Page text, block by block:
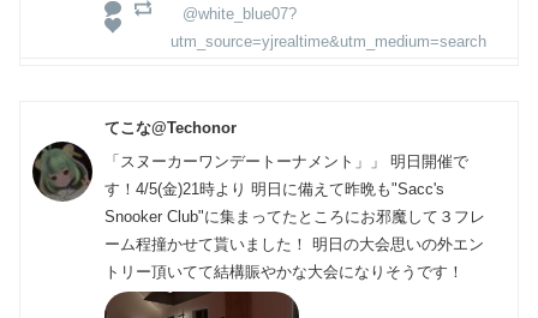
@white_blue07?
utm_source=yjrealtime&utm_medium=search
てこな@Techonor
「スヌーカーワンデートーナメント」」 明日開催で
す！4/5(金)21時より 明日に備えて昨晩も"Sacc's
Snooker Club"に集まってたところにお邪魔して３フレ
ーム程撞かせて貰いました！ 明日の大会思いの外エン
トリー頂いてて結構賑やかな大会になりそうです！